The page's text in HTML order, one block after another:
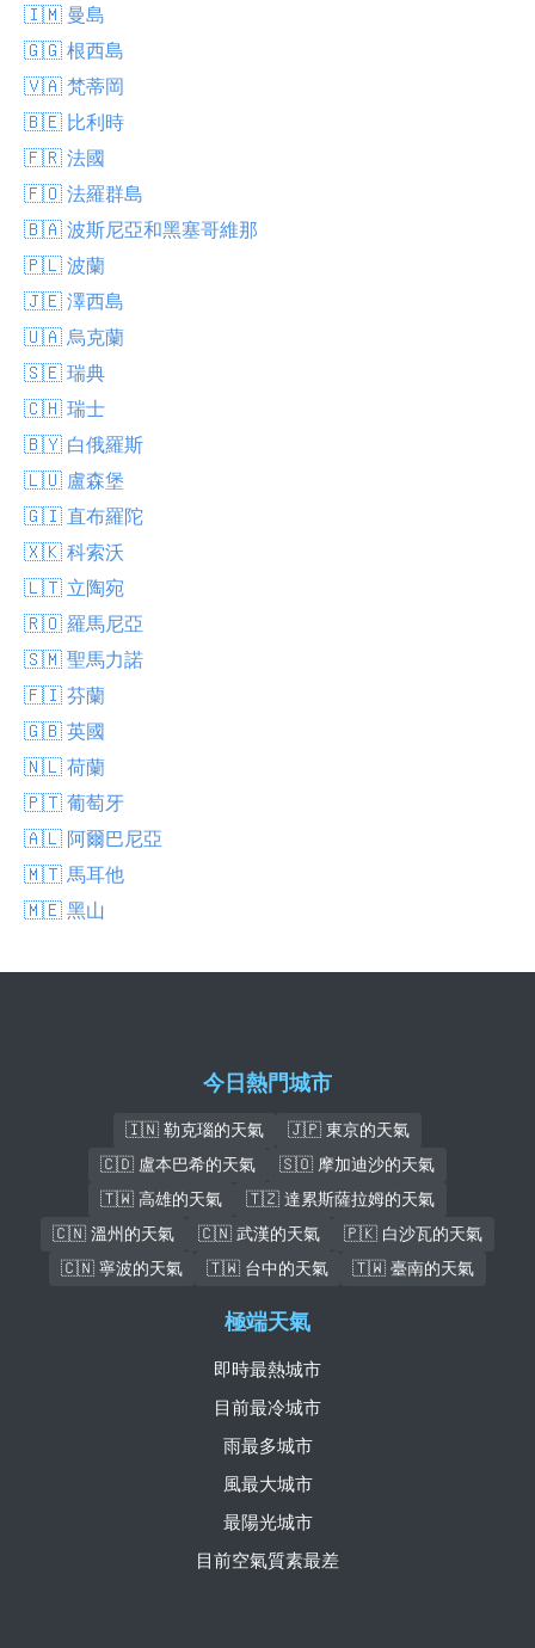
🇮🇲 曼島
🇬🇬 根西島
🇻🇦 梵蒂岡
🇧🇪 比利時
🇫🇷 法國
🇫🇴 法羅群島
🇧🇦 波斯尼亞和黑塞哥維那
🇵🇱 波蘭
🇯🇪 澤西島
🇺🇦 烏克蘭
🇸🇪 瑞典
🇨🇭 瑞士
🇧🇾 白俄羅斯
🇱🇺 盧森堡
🇬🇮 直布羅陀
🇽🇰 科索沃
🇱🇹 立陶宛
🇷🇴 羅馬尼亞
🇸🇲 聖馬力諾
🇫🇮 芬蘭
🇬🇧 英國
🇳🇱 荷蘭
🇵🇹 葡萄牙
🇦🇱 阿爾巴尼亞
🇲🇹 馬耳他
🇲🇪 黑山
今日熱門城市
🇮🇳 勒克瑙的天氣
🇯🇵 東京的天氣
🇨🇩 盧本巴希的天氣
🇸🇴 摩加迪沙的天氣
🇹🇼 高雄的天氣
🇹🇿 達累斯薩拉姆的天氣
🇨🇳 溫州的天氣
🇨🇳 武漢的天氣
🇵🇰 白沙瓦的天氣
🇨🇳 寧波的天氣
🇹🇼 台中的天氣 🇹🇼 臺南的天氣
極端天氣
即時最熱城市
目前最冷城市
雨最多城市
風最大城市
最陽光城市
目前空氣質素最差